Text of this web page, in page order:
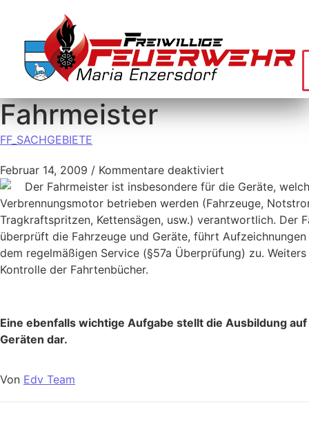
Fahrmeister
FF_SACHGEBIETE
Februar 14, 2009 / Kommentare deaktiviert
Der Fahrmeister ist insbesondere für die Geräte,
Verbrennungsmotor betrieben werden (Fahrzeuge,
Tragkraftspritzen, Kettensägen, usw.) verantwortlich. Der
überprüft die Fahrzeuge und Geräte, führt
dem regelmäßigen Service (§57a Überprüfung) zu.
Kontrolle der Fahrtenbücher.
Eine ebenfalls wichtige Aufgabe stellt die Ausbildung
Geräten dar.
Von Edv Team